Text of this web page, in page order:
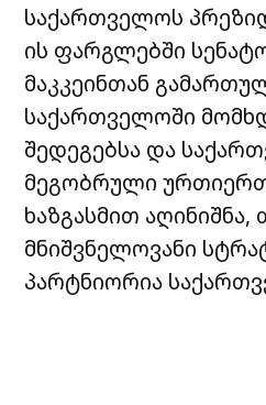
საქართველოს
ის ფარგლებში
მაკკეინთან
საქართველოში
შედეგებსა და
მეგობრული
ხაზგასმით
მნიშვნელოვანი
პარტნიორია